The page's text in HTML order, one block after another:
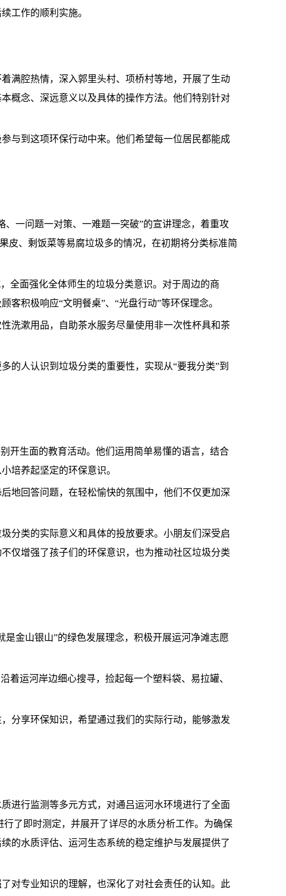
工作的顺利实施。
满腔热情，深入郭里头村、项桥村等地，开展了生动
概念、深远意义以及具体的操作方法。他们特别针对
与到这项环保行动中来。他们希望每一位居民都能成
一问题一对策、一难题一突破”的宣讲理念，着重攻
皮、剩饭菜等易腐垃圾多的情况，在初期将分类标准简
全面强化全体师生的垃圾分类意识。对于周边的商
积极响应“文明餐桌”、“光盘行动”等环保理念。
洗漱用品，自助茶水服务尽量使用非一次性杯具和茶
的人认识到垃圾分类的重要性，实现从“要我分类”到
开生面的教育活动。他们运用简单易懂的语言，结合
培养起坚定的环保意识。
地回答问题，在轻松愉快的氛围中，他们不仅更加深
分类的实际意义和具体的投放要求。小朋友们深受启
仅增强了孩子们的环保意识，也为推动社区垃圾分类
金山银山”的绿色发展理念，积极开展运河净滩志愿
着运河岸边细心搜寻，捡起每一个塑料袋、易拉罐、
分享环保知识，希望通过我们的实际行动，能够激发
进行监测等多元方式，对通吕运河水环境进行了全面
了即时测定，并展开了详尽的水质分析工作。为确保
的水质评估、运河生态系统的稳定维护与发展提供了
对专业知识的理解，也深化了对社会责任的认知。此